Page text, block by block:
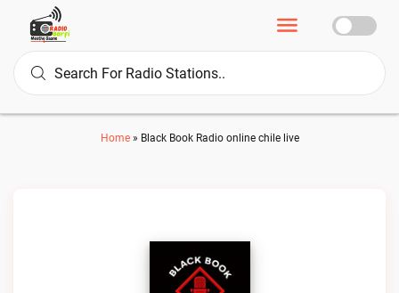
Home» Black Book Radio online chile live